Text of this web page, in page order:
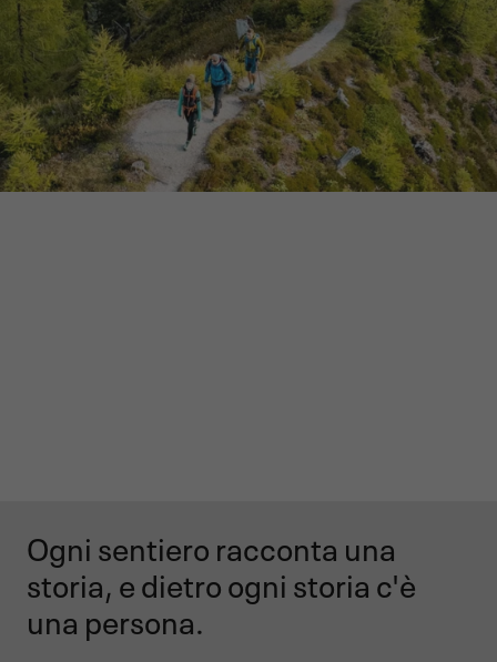
Ogni sentiero racconta una
storia, e dietro ogni storia c'è
una persona.